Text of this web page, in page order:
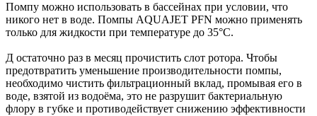
Помпу можно использовать в бассейнах при условии, что
никого нет в воде. Помпы AQUAJET PFN можно применять
только для жидкости при температуре до 35°C.
Д остаточно раз в месяц прочистить слот ротора. Чтобы
предотвратить уменьшение производительности помпы,
необходимо чистить фильтрационный вклад, промывая его в
воде, взятой из водоёма, это не разрушит бактериальную
флору в губке и противодействует снижению эффективности